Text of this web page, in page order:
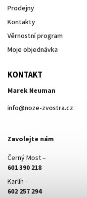
Prodejny
Kontakty
Věrnostní program
Moje objednávka
KONTAKT
Marek Neuman
info@noze-zvostra.cz
Zavolejte nám
Černý Most –
601 390 218
Karlín –
602 257 294